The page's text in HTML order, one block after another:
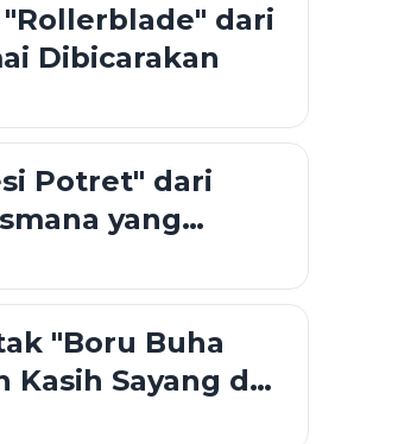
dari
Dibicarakan
Potret" dari
yang
Penyesalan
Hati
"Boru Buha
Sayang dan
untuk Anak